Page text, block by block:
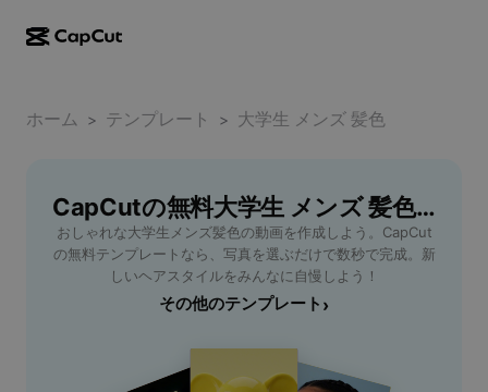
CapCutデスクトップ
CapCut Pad
CapCutモバイル
動画スタジオ
AI動画ジェネレーター
AI画像ジェネレーター
Dreamina Seedance 2.5
動画エディター＆ジェネレーター
画像エディター＆ジェネレーター
音声ジェネレーター＆エディター
ソーシャルメディアのテンプレート
その他
カレンダーのテンプレート
アニバーサリーのテンプレート
取り組み
アフィリエイト
パイオニアプログラム
クリエイティブパートナープログラム
ホーム > テンプレート > 大学生 メンズ 髪色
CapCutの無料大学生 メンズ 髪色テンプレート
おしゃれな大学生メンズ髪色の動画を作成しよう。CapCut
の無料テンプレートなら、写真を選ぶだけで数秒で完成。新
しいヘアスタイルをみんなに自慢しよう！
その他のテンプレート ›